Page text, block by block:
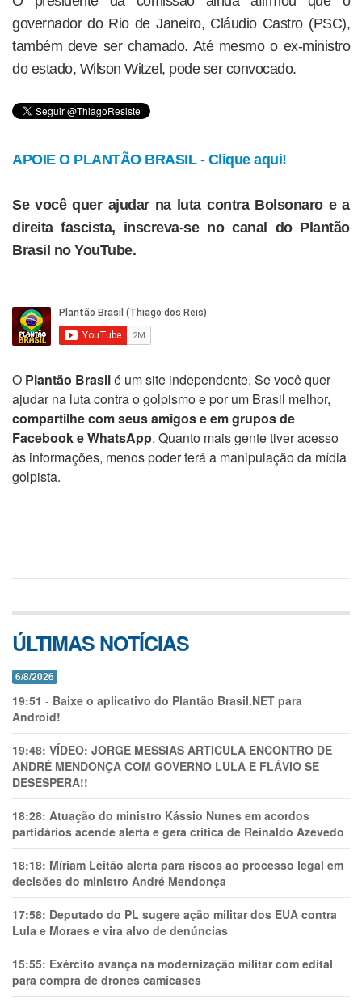
governador do Rio de Janeiro, Cláudio Castro (PSC),
também deve ser chamado. Até mesmo o ex-ministro
do estado, Wilson Witzel, pode ser convocado.
APOIE O PLANTÃO BRASIL - Clique aqui!
Se você quer ajudar na luta contra Bolsonaro e a
direita fascista, inscreva-se no canal do Plantão
Brasil no YouTube.
O Plantão Brasilé um site independente. Se você quer
ajudar na luta contra o golpismo e por um Brasil melhor,
compartilhe com seus amigos e em grupos de
Facebook e WhatsApp. Quanto mais gente tiver acesso
às informações, menos poder terá a manipulação da mídia
golpista.
ÚLTIMAS NOTÍCIAS
6/8/2026
19:51 - Baixe o aplicativo do Plantão Brasil.NET para
Android!
19:48: VÍDEO: JORGE MESSIAS ARTICULA ENCONTRO DE
ANDRÉ MENDONÇA COM GOVERNO LULA E FLÁVIO SE
DESESPERA!!
18:28: Atuação do ministro Kássio Nunes em acordos
partidários acende alerta e gera crítica de Reinaldo Azevedo
18:18: Míriam Leitão alerta para riscos ao processo legal em
decisões do ministro André Mendonça
17:58: Deputado do PL sugere ação militar dos EUA contra
Lula e Moraes e vira alvo de denúncias
15:55: Exército avança na modernização militar com edital
para compra de drones camicases